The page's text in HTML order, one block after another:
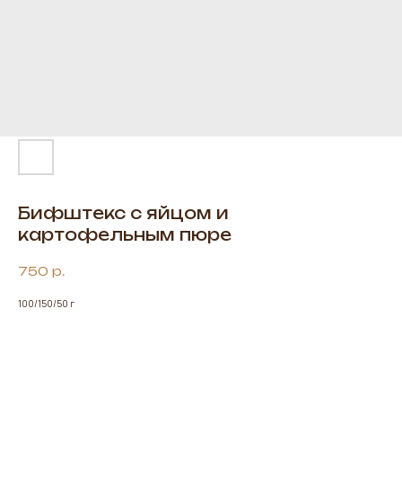
Бифштекс с яйцом и
картофельным пюре
750 р.
100/150/50 г